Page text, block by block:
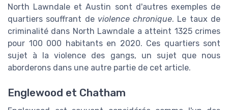
North Lawndale et Austin sont d'autres exemples de
quartiers souffrant de violence chronique. Le taux de
criminalité dans North Lawndale a atteint 1325 crimes
pour 100 000 habitants en 2020. Ces quartiers sont
sujet à la violence des gangs, un sujet que nous
aborderons dans une autre partie de cet article.
Englewood et Chatham